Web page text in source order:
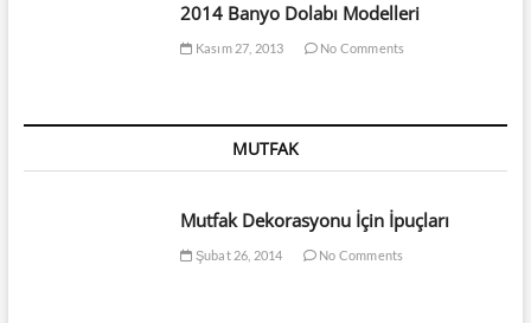
2014 Banyo Dolabı Modelleri
Kasım 27, 2013 No Comments
MUTFAK
Mutfak Dekorasyonu İçin İpuçları
Şubat 26, 2014 No Comments